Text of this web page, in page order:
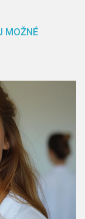
MOŽNÉ